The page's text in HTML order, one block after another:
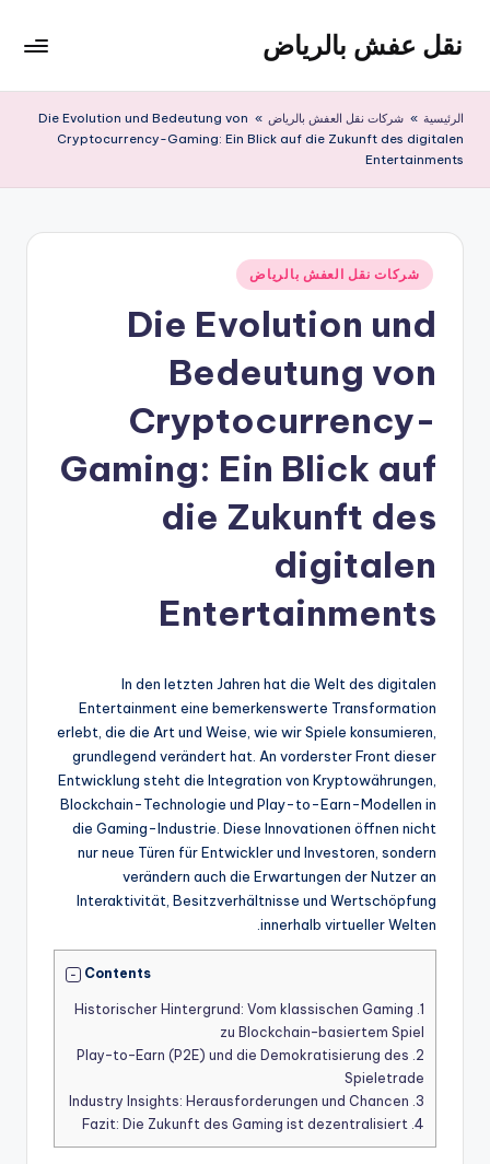
التجاوز
المحتوى
نقل عفش بالرياض
عفش
وتخزين
ريال
الرئيسية » شركات نقل العفش بالرياض »
Die Evolution und Bedeutung von
Cryptocurrency-Gaming: Ein Blick auf die Zukunft des digitalen
Entertainments
نُشر
في
شركات نقل العفش بالرياض
Die Evolution und
Bedeutung von
Cryptocurrency-
Gaming: Ein Blick auf
die Zukunft des
digitalen
Entertainments
In den letzten Jahren hat die Welt des digitalen
Entertainment eine bemerkenswerte Transformation
erlebt, die die Art und Weise, wie wir Spiele konsumieren,
grundlegend verändert hat. An vorderster Front dieser
Entwicklung steht die Integration von Kryptowährungen,
Blockchain-Technologie und Play-to-Earn-Modellen in
die Gaming-Industrie. Diese Innovationen öffnen nicht
nur neue Türen für Entwickler und Investoren, sondern
verändern auch die Erwartungen der Nutzer an
Interaktivität, Besitzverhältnisse und Wertschöpfung
innerhalb virtueller Welten.
Contents
1.
Historischer Hintergrund: Vom klassischen Gaming
zu Blockchain-basiertem Spiel
2.
Play-to-Earn (P2E) und die Demokratisierung des
Spieletrade
3.
4.